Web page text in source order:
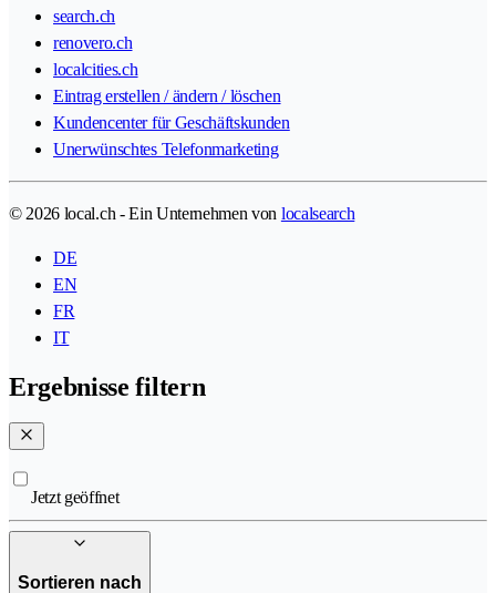
search.ch
renovero.ch
localcities.ch
Eintrag erstellen / ändern / löschen
Kundencenter für Geschäftskunden
Unerwünschtes Telefonmarketing
© 2026 local.ch - Ein Unternehmen von localsearch
DE
EN
FR
IT
Ergebnisse filtern
Jetzt geöffnet
Sortieren nach